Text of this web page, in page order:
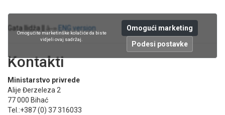
Omogućite marketinške kolačiće da biste
vidjeli ovaj sadržaj.
Omogući marketing
Podesi postavke
Gata Ilidža || â–» ENG version
Kontakti
Ministarstvo privrede
Alije Đerzeleza 2
77 000 Bihać
Tel.:+387 (0) 37 316033